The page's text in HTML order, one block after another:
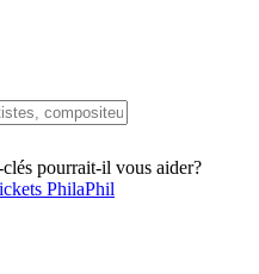
pourrait-il vous aider?
PhilaPhil